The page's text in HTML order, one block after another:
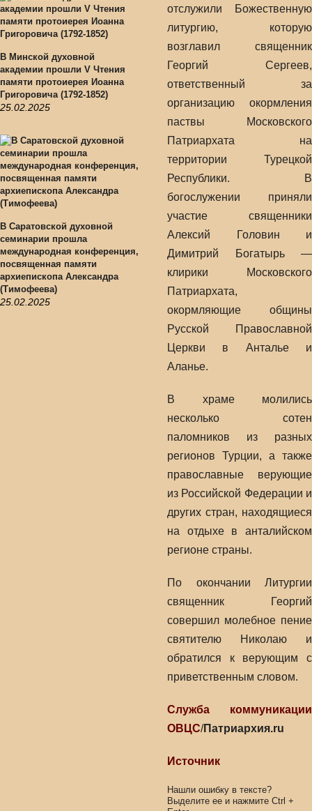
В Минской духовной
академии прошли V Чтения
памяти протоиерея Иоанна
Григоровича (1792-1852)
25.02.2025
В Саратовской духовной
семинарии прошла
международная конференция,
посвященная памяти
архиепископа Александра
(Тимофеева)
25.02.2025
отслужили Божественную
литургию, которую
возглавил священник
Георгий Сергеев,
ответственный за
организацию окормления
паствы Московского
Патриархата на
территории Турецкой
Республики. В
богослужении приняли
участие священники
Алексий Головин и
Димитрий Богатырь —
клирики Московского
Патриархата,
окормляющие общины
Русской Православной
Церкви в Анталье и
Аланье.
В храме молились
несколько сотен
паломников из разных
регионов Турции, а также
православные верующие
из Российской Федерации и
других стран, находящиеся
на отдыхе в анталийском
регионе страны.
По окончании Литургии
священник Георгий
совершил молебное пение
святителю Николаю и
обратился к верующим с
приветственным словом.
Служба коммуникации
ОВЦС/Патриархия.ru
Источник
Нашли ошибку в тексте?
Выделите ее и нажмите Ctrl +